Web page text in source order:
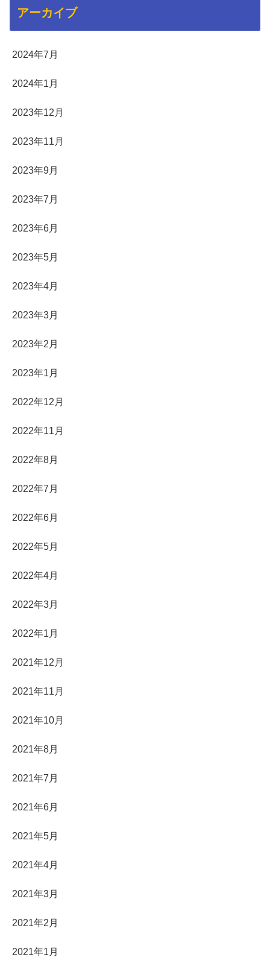
アーカイブ
2024年7月
2024年1月
2023年12月
2023年11月
2023年9月
2023年7月
2023年6月
2023年5月
2023年4月
2023年3月
2023年2月
2023年1月
2022年12月
2022年11月
2022年8月
2022年7月
2022年6月
2022年5月
2022年4月
2022年3月
2022年1月
2021年12月
2021年11月
2021年10月
2021年8月
2021年7月
2021年6月
2021年5月
2021年4月
2021年3月
2021年2月
2021年1月